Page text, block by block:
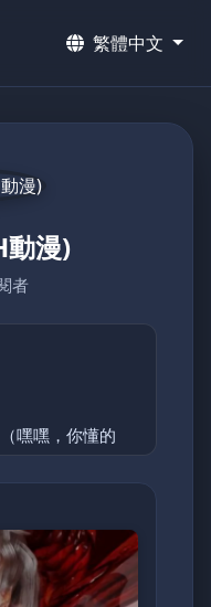
繁體中文
動漫)
者
嘿嘿，你懂的
迎你一起來嗨！